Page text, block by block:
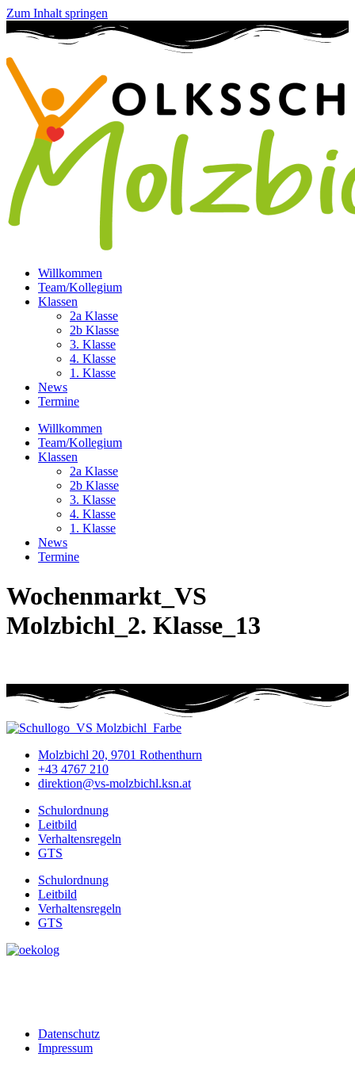
Zum Inhalt springen
Willkommen
Team/Kollegium
Klassen
2a Klasse
2b Klasse
3. Klasse
4. Klasse
1. Klasse
News
Termine
Willkommen
Team/Kollegium
Klassen
2a Klasse
2b Klasse
3. Klasse
4. Klasse
1. Klasse
News
Termine
Wochenmarkt_VS
Molzbichl_2. Klasse_13
Molzbichl 20, 9701 Rothenthurn
+43 4767 210
direktion@vs-molzbichl.ksn.at
Schulordnung
Leitbild
Verhaltensregeln
GTS
Schulordnung
Leitbild
Verhaltensregeln
GTS
Datenschutz
Impressum